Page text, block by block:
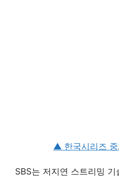
▲ 한국시리즈
SBS는 저지연 스트리밍